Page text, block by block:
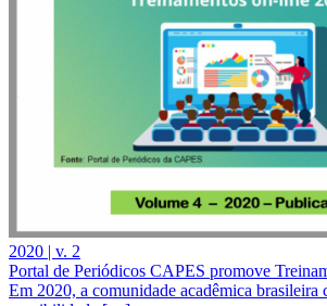
2020 | v. 2
Portal de Periódicos CAPES promove
Em 2020, a comunidade acadêmica brasileira